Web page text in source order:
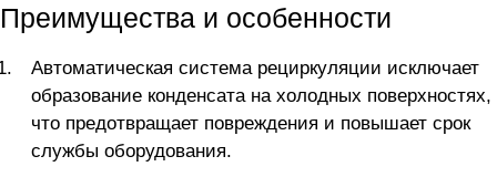
Преимущества и особенности
Автоматическая система рециркуляции исключает
образование конденсата на холодных поверхностях,
что предотвращает повреждения и повышает срок
службы оборудования.